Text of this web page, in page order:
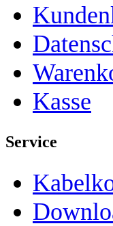
Kasse
Service